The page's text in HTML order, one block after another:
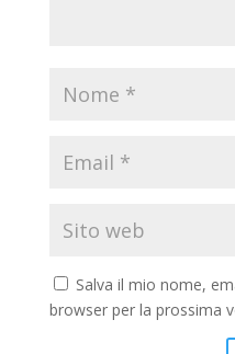
Salva il mio nome,
browser per la prossima